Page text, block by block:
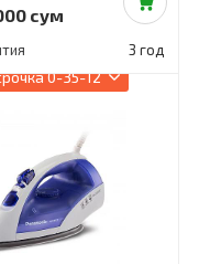
сум
3 год
0-35-12